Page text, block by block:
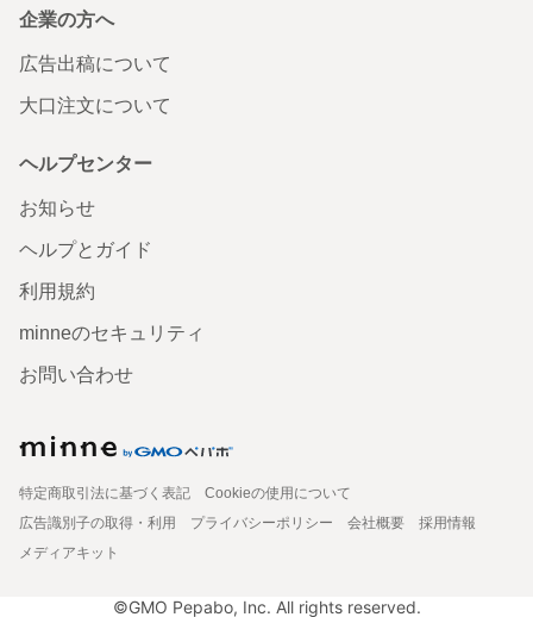
企業の方へ
広告出稿について
大口注文について
ヘルプセンター
お知らせ
ヘルプとガイド
利用規約
minneのセキュリティ
お問い合わせ
特定商取引法に基づく表記
Cookieの使用について
広告識別子の取得・利用
プライバシーポリシー 会社概要
採用情報
メディアキット
©GMO Pepabo, Inc. All rights reserved.